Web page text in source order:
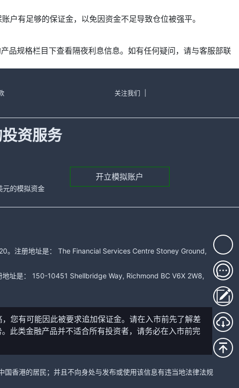
有足够的保证金，以免因资金不足导致仓位被强平。
品规格栏目下查看隔夜利息信息。如有任何疑问，请与客服部联
关注我们
资服务
的模拟资金
开立模拟账户
。注册地址是： The Financial Services Centre Stoney Ground,
址是： 150-10451 Shellbridge Way, Richmond BC V6X 2W8,
您有可能因此被要求追加保证金。请在入市前先了解差
此类金融产品并不适合所有投资者，请务必在入市前完
香港的居民；并且不向身处与发布或使用该信息有违当地法律法规